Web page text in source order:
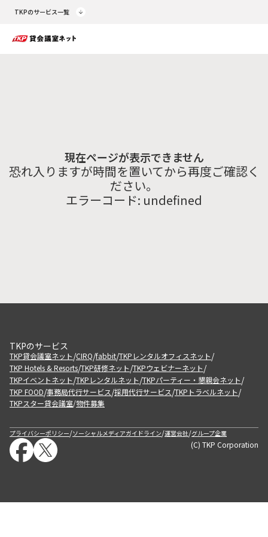
TKPのサービス一覧
現在ページが表示できません
恐れ入りますが時間を置いてから再度ご確認く
ださい。
エラーコード: undefined
TKPのサービス
TKP貸会議室ネット/CIRQ/fabbit/TKPレンタルオフィスネット/
TKP Hotels & Resorts/TKP研修ネット/TKPウェビナーネット/
TKPイベントネット/TKPレンタルネット/TKPパーティー・懇親会ネット/
TKP FOOD/事務局代行サービス/採用代行サービス/TKPトラベルネット/
TKPスター貸会議室/物件募集
プライバシーポリシー/ソーシャルメディアガイドライン/運営会社/グループ企業
(C) TKP Corporation